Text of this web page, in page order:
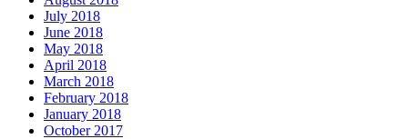
July 2018
June 2018
May 2018
April 2018
March 2018
February 2018
January 2018
October 2017